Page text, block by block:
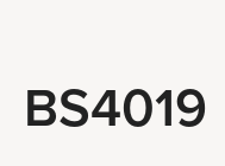
会社概要
BS4019